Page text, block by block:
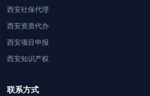
西安社保代理
西安资质代办
西安项目申报
西安知识产权
联系方式